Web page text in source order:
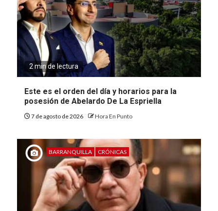
2 min de lectura
Este es el orden del día y horarios para la
posesión de Abelardo De La Espriella
7 de agosto de 2026 Hora En Punto
BARRANQUILLA CRÓNICAS